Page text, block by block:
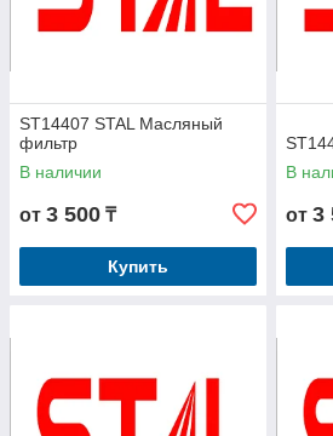
ST14407 STAL Масляный
фильтр
В наличии
от 3 500 ₸
Купить
В
от 3